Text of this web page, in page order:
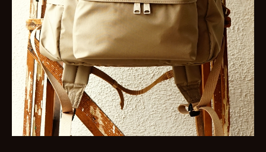
WOMENS
GOODS
ARCHIVES
shop
contact